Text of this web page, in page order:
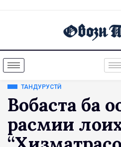
ТАНДУРУСТӢ
Вобаста ба
расмии